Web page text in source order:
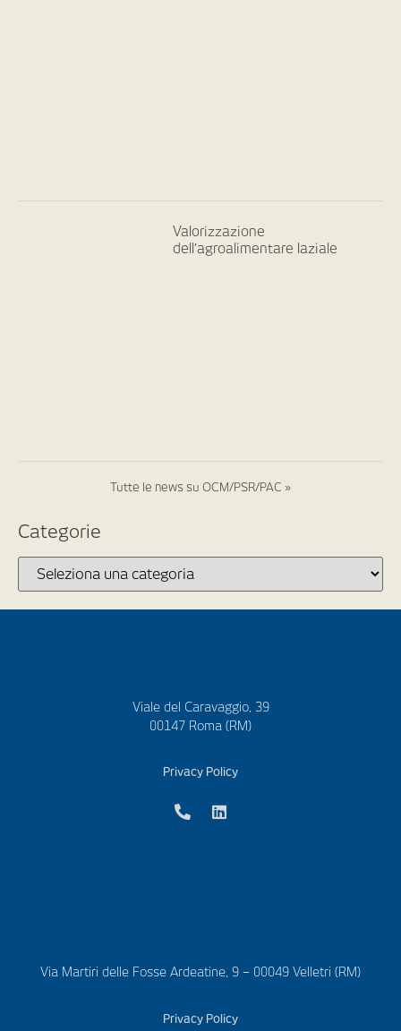
Valorizzazione
dell’agroalimentare laziale
Tutte le news su OCM/PSR/PAC »
Categorie
Viale del Caravaggio, 39
00147 Roma (RM)
Privacy Policy
Via Martiri delle Fosse Ardeatine, 9 – 00049 Velletri (RM)
Privacy Policy